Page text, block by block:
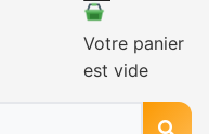
Votre panier
est vide